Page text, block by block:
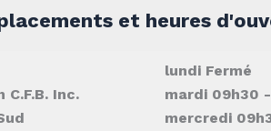
et heures
C.F.B. Inc.
lundi Fermé
mardi 09h30
mercredi